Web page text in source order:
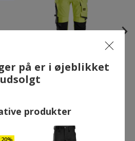
Snickers AllroundWork
håndværkerbukser 6243,
1.029,00 kr.
på er i øjeblikket
udsolgt
produkter